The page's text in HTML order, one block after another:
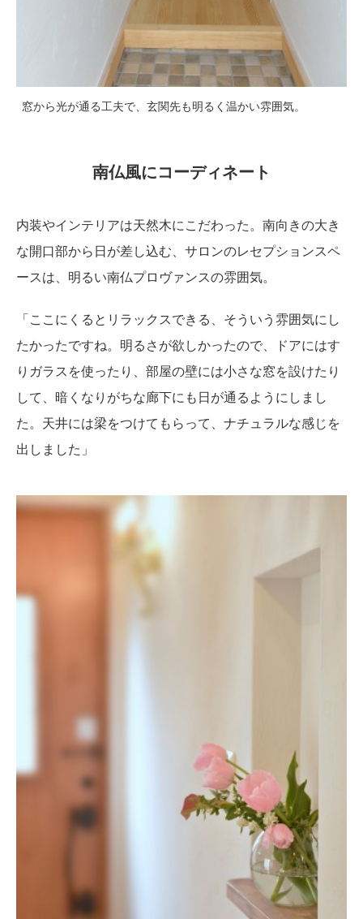
窓から光が通る工夫で、玄関先も明るく温かい雰囲気。
南仏風にコーディネート
内装やインテリアは天然木にこだわった。南向きの大き
な開口部から日が差し込む、サロンのレセプションスペ
ースは、明るい南仏プロヴァンスの雰囲気。
「ここにくるとリラックスできる、そういう雰囲気にし
たかったですね。明るさが欲しかったので、ドアにはす
りガラスを使ったり、部屋の壁には小さな窓を設けたり
して、暗くなりがちな廊下にも日が通るようにしまし
た。天井には梁をつけてもらって、ナチュラルな感じを
出しました」